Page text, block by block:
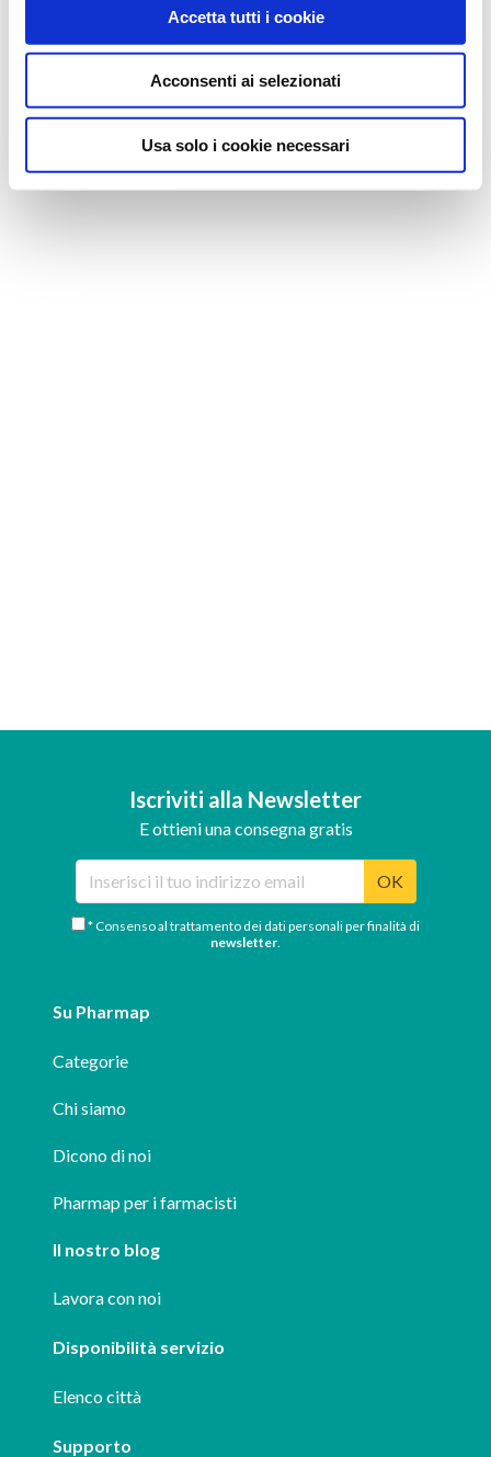
Accetta tutti i cookie
Acconsenti ai selezionati
Usa solo i cookie necessari
Iscriviti alla Newsletter
E ottieni una consegna gratis
OK
* Consenso al trattamento dei dati personali per finalità di
newsletter
Su Pharmap
Categorie
Chi siamo
Dicono di noi
Pharmap per i farmacisti
Il nostro blog
Lavora con noi
Disponibilità servizio
Elenco città
Supporto